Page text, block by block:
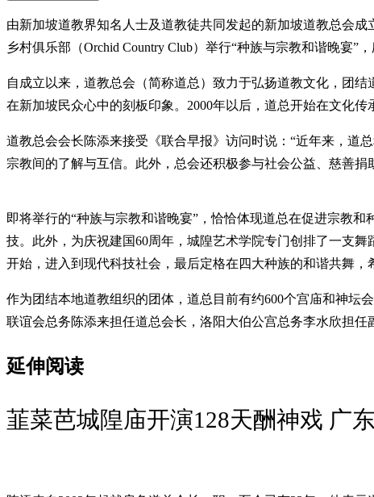
由新加坡道教界知名人士及道教徒共同发起的新加坡道教总会
乡村俱乐部（Orchid Country Club）举行“种族与宗教和谐晚宴”
自成立以来，道教总会（简称道总）致力于弘扬道教文化，团
在新加坡民众心中的刻板印象。2000年以后，道总开始在文化
道教总会会长陈添来接受《联合早报》访问时说：“近年来，道
宗教间的了解与互信。此外，总会还积极参与社会公益、慈善
即将举行的“种族与宗教和谐晚宴”，恰恰体现道总在促进宗教
技。此外，为庆祝建国60周年，城隍艺术学院专门创排了一支
开始，进入到现代科技社会，最后定格在四大种族的和谐共舞，
作为团结本地道教组织的团体，道总目前有约600个宫庙和神坛
联谊会总务陈添来担任道总会长，洛阳大伯公宫总务李水欣担任
延伸阅读
韮菜芭城隍庙开演128天酬神戏 广